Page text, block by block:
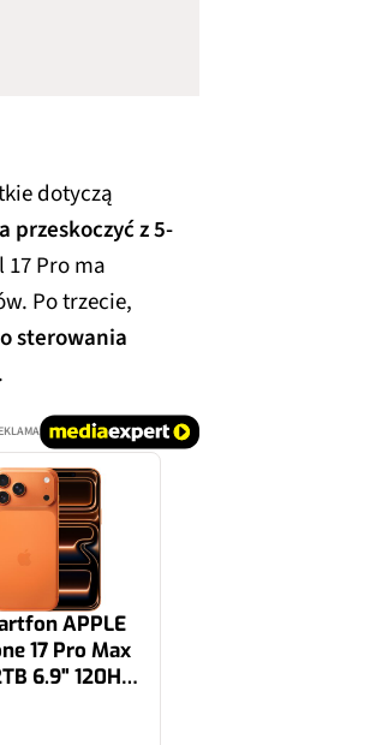
dotyczą
przeskoczyć z 5-
Pro ma
Po trzecie,
sterowania
APPLE
17 Pro Max
6.9" 120Hz